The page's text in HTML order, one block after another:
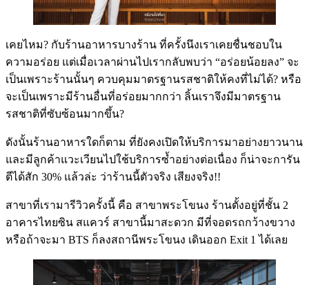
เคยไหม? กับร้านอาหารบางร้าน ที่ครั้งนึงเราเคยชื่นชอบใน
ความอร่อย แต่เมื่อเวลาผ่านไปเรากลับพบว่า “อร่อยน้อยลง” จะ
เป็นเพราะร้านนั้นๆ ควบคุมมาตรฐานรสชาติให้คงที่ไม่ได้? หรือ
จะเป็นเพราะมีร้านอื่นที่อร่อยมากกว่า ลิ้นเราจึงมีมาตรฐาน
รสชาติที่ซับซ้อนมากขึ้น?
ดังนั้นร้านอาหารใดก็ตาม ที่ยังคงเปิดให้บริการมาอย่างยาวนาน
และมีลูกค้าแวะเวียนไปใช้บริการซ้ำอย่างต่อเนื่อง ก็น่าจะการัน
ตีได้สัก 30% แล้วล่ะ ว่าร้านนี้ตัวจริง เสียงจริง!!
สาขาที่เรามารีวิวครั้งนี้ คือ สาขาพระโขนง ร้านตั้งอยู่ที่ชั้น 2
อาคารไทยซิน สแควร์ สาขานี้มาสะดวก มีที่จอดรถกว้างขวาง
หรือถ้าจะมา BTS ก็ลงสถานีพระโขนง เดินออก Exit 1 ได้เลย